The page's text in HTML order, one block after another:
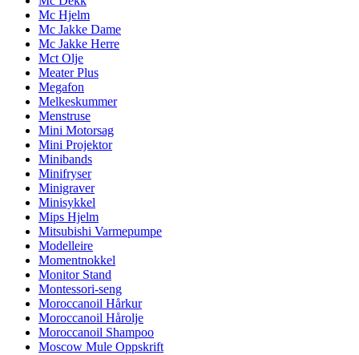
Mc Hjelm
Mc Jakke Dame
Mc Jakke Herre
Mct Olje
Meater Plus
Megafon
Melkeskummer
Menstruse
Mini Motorsag
Mini Projektor
Minibands
Minifryser
Minigraver
Minisykkel
Mips Hjelm
Mitsubishi Varmepumpe
Modelleire
Momentnokkel
Monitor Stand
Montessori-seng
Moroccanoil Hårkur
Moroccanoil Hårolje
Moroccanoil Shampoo
Moscow Mule Oppskrift